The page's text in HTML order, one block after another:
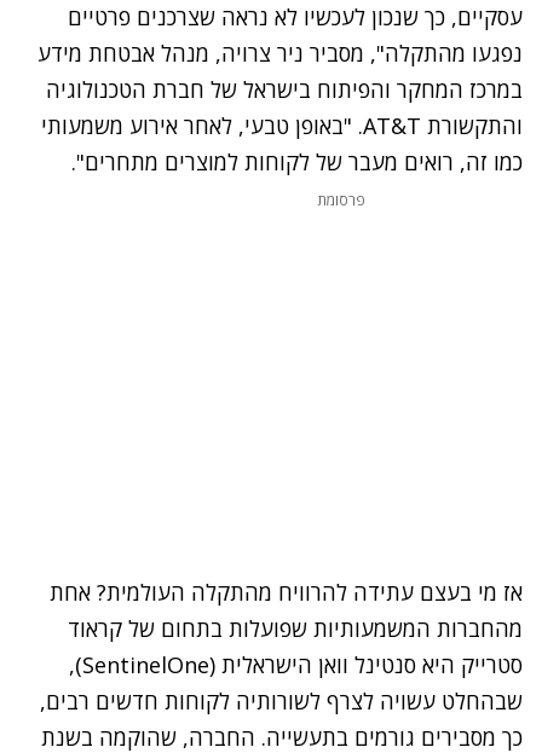
עסקיים, כך שנכון לעכשיו לא נראה שצרכנים פרטיים
נפגעו מהתקלה", מסביר ניר צרויה, מנהל אבטחת מידע
במרכז המחקר והפיתוח בישראל של חברת הטכנולוגיה
והתקשורת AT&T. "באופן טבעי, לאחר אירוע משמעותי
כמו זה, רואים מעבר של לקוחות למוצרים מתחרים".
פרסומת
אז מי בעצם עתידה להרוויח מהתקלה העולמית? אחת
מהחברות המשמעותיות שפועלות בתחום של קראוד
סטרייק היא סנטינל וואן הישראלית (SentinelOne),
שבהחלט עשויה לצרף לשורותיה לקוחות חדשים רבים,
כך מסבירים גורמים בתעשייה. החברה, שהוקמה בשנת